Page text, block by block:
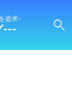
追求-
---